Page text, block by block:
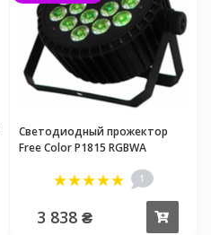
Светодиодный прожектор
Free Color P1815 RGBWA
1
3 838 ₴